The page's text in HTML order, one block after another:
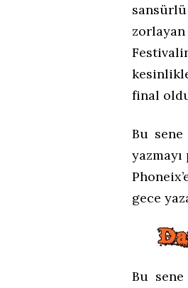
zorlayan
final
Bu
gece
Bu